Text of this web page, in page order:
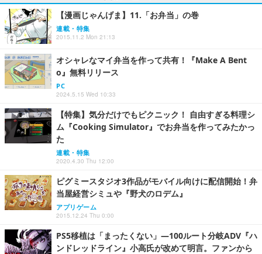
【漫画じゃんげま】11.「お弁当」の巻
連載・特集
2015.11.2 Mon 21:13
オシャレなマイ弁当を作って共有！『Make A Bent
o』無料リリース
PC
2024.5.15 Wed 10:33
【特集】気分だけでもピクニック！ 自由すぎる料理シ
ム『Cooking Simulator』でお弁当を作ってみたかっ
た
連載・特集
2020.4.30 Thu 12:00
ピグミースタジオ3作品がモバイル向けに配信開始！弁
当屋経営シミュや『野犬のロデム』
アプリゲーム
2015.12.24 Thu 0:00
PS5移植は「まったくない」―100ルート分岐ADV『ハ
ンドレッドライン』小高氏が改めて明言。ファンから